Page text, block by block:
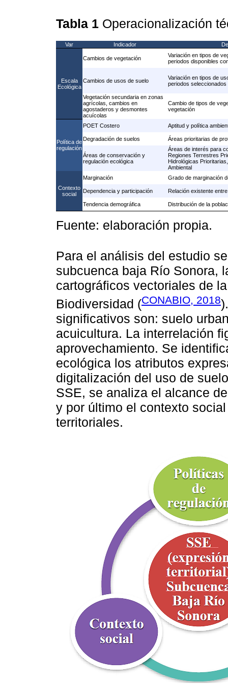
Tabla 1 Operacionalización
Var Indicador
Escala
Ecológica
Cambios de vegetación
Variación en tipos de
periodos disponibles
Cambios de usos de suelo
Variación en tipos de
periodos seleccionados
Vegetación secundaria en zonas
agrícolas, cambios en
agostaderos y desmontes
acuícolas
Cambio de tipos de
vegetación
Política de
regulación
POET Costero Aptitud y política
Degradación de suelos Áreas prioritarias de
Áreas de conservación y
regulación ecológica
Áreas de interés para
Regiones Terrestres
Hidrológicas
Ambiental
Contexto
social
Marginación Grado de marginación
Dependencia y participación Relación existente
Tendencia demográfica Distribución de la
Fuente: elaboración propia.
Para el análisis del estudio
subcuenca baja Río Sonora,
cartográficos vectoriales de
Biodiversidad (CONABIO, 2018).
significativos son: suelo
acuicultura. La interrelación
aprovechamiento. Se
ecológica los atributos
digitalización del uso de
SSE, se analiza el alcance
y por último el contexto
territoriales.